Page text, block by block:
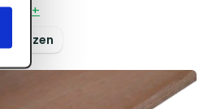
440 +
prijzen